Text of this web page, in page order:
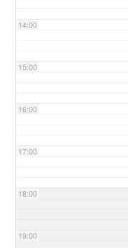
14:00
15:00
16:00
17:00
18:00
19:00